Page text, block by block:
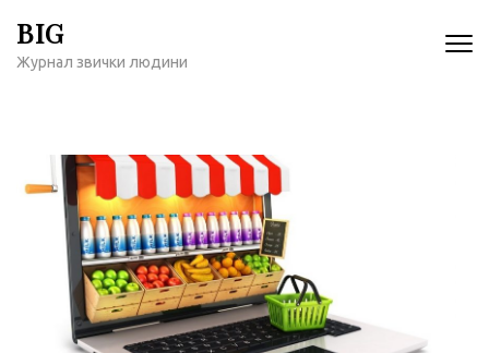
содержимому
BIG
Журнал звички людини